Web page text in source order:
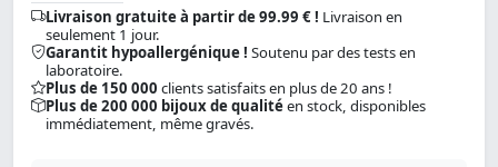
Livraison gratuite à partir de 99.99 € ! Livraison en
seulement 1 jour.
Garantit hypoallergénique ! Soutenu par des tests en
laboratoire.
Plus de 150 000 clients satisfaits en plus de 20 ans !
Plus de 200 000 bijoux de qualitéen stock, disponibles
immédiatement, même gravés.